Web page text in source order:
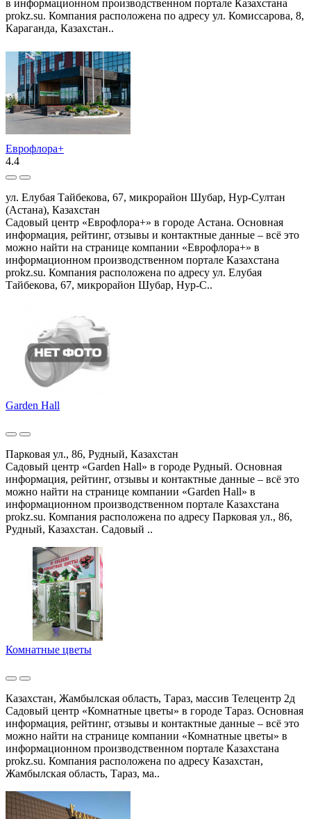
в информационном производственном портале Казахстана
prokz.su. Компания расположена по адресу ул. Комиссарова, 8,
Караганда, Казахстан..
Еврофлора+
4.4
ул. Елубая Тайбекова, 67, микрорайон Шубар, Нур-Султан
(Астана), Казахстан
Садовый центр «Еврофлора+» в городе Астана. Основная
информация, рейтинг, отзывы и контактные данные – всё это
можно найти на странице компании «Еврофлора+» в
информационном производственном портале Казахстана
prokz.su. Компания расположена по адресу ул. Елубая
Тайбекова, 67, микрорайон Шубар, Нур-С..
Garden Hall
Парковая ул., 86, Рудный, Казахстан
Садовый центр «Garden Hall» в городе Рудный. Основная
информация, рейтинг, отзывы и контактные данные – всё это
можно найти на странице компании «Garden Hall» в
информационном производственном портале Казахстана
prokz.su. Компания расположена по адресу Парковая ул., 86,
Рудный, Казахстан. Садовый ..
Комнатные цветы
Казахстан, Жамбылская область, Тараз, массив Телецентр 2д
Садовый центр «Комнатные цветы» в городе Тараз. Основная
информация, рейтинг, отзывы и контактные данные – всё это
можно найти на странице компании «Комнатные цветы» в
информационном производственном портале Казахстана
prokz.su. Компания расположена по адресу Казахстан,
Жамбылская область, Тараз, ма..